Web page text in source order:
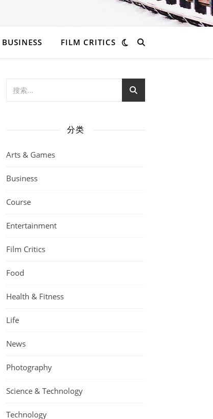
BUSINESS FILM CRITICS
分类
Arts & Games
Business
Course
Entertainment
Film Critics
Food
Health & Fitness
Life
News
Photography
Science & Technology
Technology